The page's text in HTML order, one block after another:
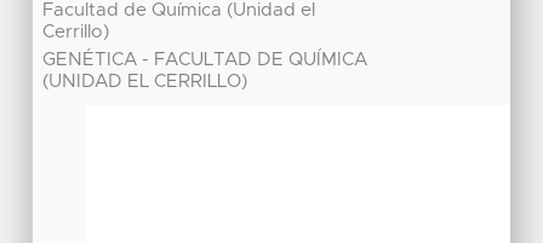
Facultad de Química (Unidad el
Cerrillo)
GENÉTICA - FACULTAD DE QUÍMICA
(UNIDAD EL CERRILLO)